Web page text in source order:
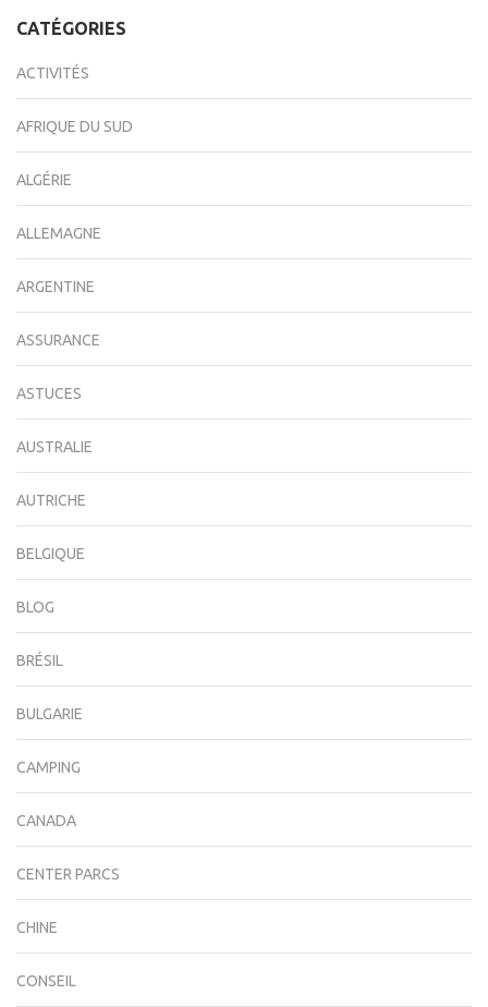
CATÉGORIES
ACTIVITÉS
AFRIQUE DU SUD
ALGÉRIE
ALLEMAGNE
ARGENTINE
ASSURANCE
ASTUCES
AUSTRALIE
AUTRICHE
BELGIQUE
BLOG
BRÉSIL
BULGARIE
CAMPING
CANADA
CENTER PARCS
CHINE
CONSEIL